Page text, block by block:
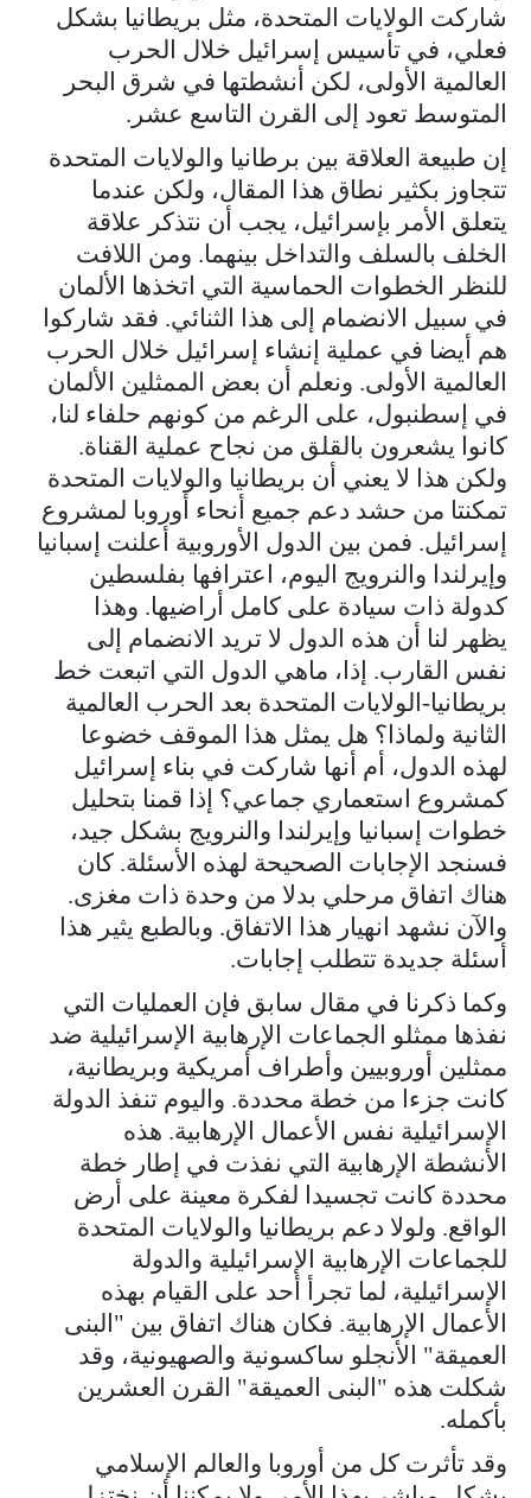
شاركت الولايات المتحدة، مثل بريطانيا بشكل
فعلي، في تأسيس إسرائيل خلال الحرب
العالمية الأولى، لكن أنشطتها في شرق البحر
المتوسط ​​تعود إلى القرن التاسع عشر.
إن طبيعة العلاقة بين برطانيا والولايات المتحدة
تتجاوز بكثير نطاق هذا المقال، ولكن عندما
يتعلق الأمر بإسرائيل، يجب أن نتذكر علاقة
الخلف بالسلف والتداخل بينهما. ومن اللافت
للنظر الخطوات الحماسية التي اتخذها الألمان
في سبيل الانضمام إلى هذا الثنائي. فقد شاركوا
هم أيضا في عملية إنشاء إسرائيل خلال الحرب
العالمية الأولى. ونعلم أن بعض الممثلين الألمان
في إسطنبول، على الرغم من كونهم حلفاء لنا،
كانوا يشعرون بالقلق من نجاح عملية القناة.
ولكن هذا لا يعني أن بريطانيا والولايات المتحدة
تمكنتا من حشد دعم جميع أنحاء أوروبا لمشروع
إسرائيل. فمن بين الدول الأوروبية أعلنت إسبانيا
وإيرلندا والنرويج اليوم، اعترافها بفلسطين
كدولة ذات سيادة على كامل أراضيها. وهذا
يظهر لنا أن هذه الدول لا تريد الانضمام إلى
نفس القارب. إذا، ماهي الدول التي اتبعت خط
بريطانيا-الولايات المتحدة بعد الحرب العالمية
الثانية ولماذا؟ هل يمثل هذا الموقف خضوعا
لهذه الدول، أم أنها شاركت في بناء إسرائيل
كمشروع استعماري جماعي؟ إذا قمنا بتحليل
خطوات إسبانيا وإيرلندا والنرويج بشكل جيد،
فسنجد الإجابات الصحيحة لهذه الأسئلة. كان
هناك اتفاق مرحلي بدلا من وحدة ذات مغزى.
والآن نشهد انهيار هذا الاتفاق. وبالطبع يثير هذا
أسئلة جديدة تتطلب إجابات.
وكما ذكرنا في مقال سابق فإن العمليات التي
نفذها ممثلو الجماعات الإرهابية الإسرائيلية ضد
ممثلين أوروبيين وأطراف أمريكية وبريطانية،
كانت جزءا من خطة محددة. واليوم تنفذ الدولة
الإسرائيلية نفس الأعمال الإرهابية. هذه
الأنشطة الإرهابية التي نفذت في إطار خطة
محددة كانت تجسيدا لفكرة معينة على أرض
الواقع. ولولا دعم بريطانيا والولايات المتحدة
للجماعات الإرهابية الإسرائيلية والدولة
الإسرائيلية، لما تجرأ أحد على القيام بهذه
الأعمال الإرهابية. فكان هناك اتفاق بين "البنى
العميقة" الأنجلو ساكسونية والصهيونية، وقد
شكلت هذه "البنى العميقة" القرن العشرين
بأكمله.
وقد تأثرت كل من أوروبا والعالم الإسلامي